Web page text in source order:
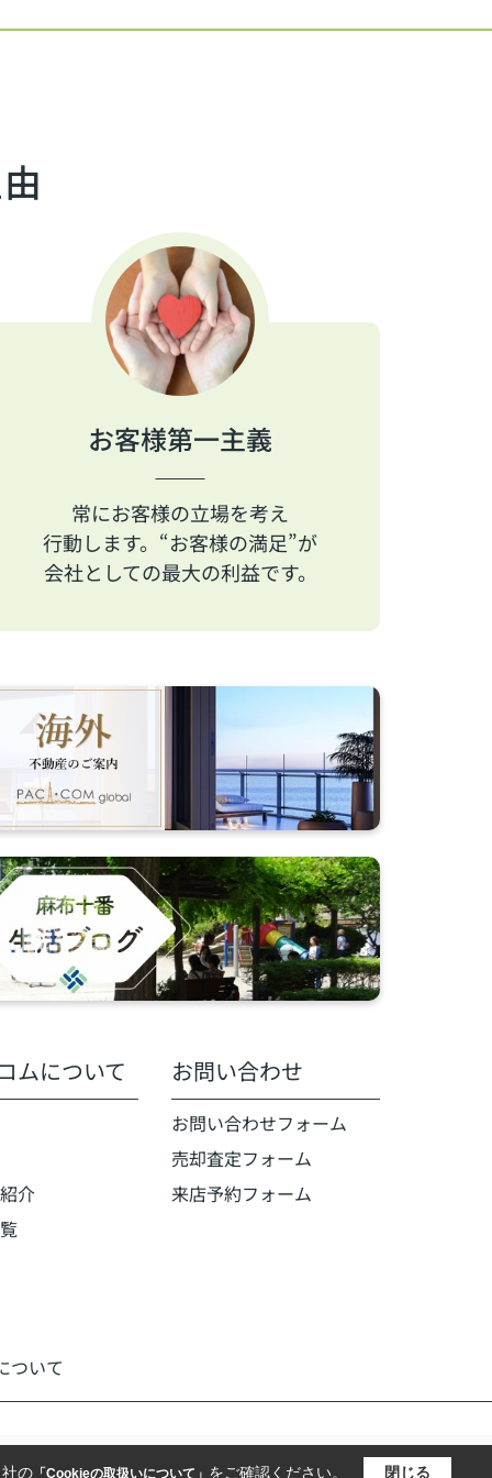
お客様第一主義
常にお客様の立場を考え
行動します。“お客様の満足”が
会社としての最大の利益です。
ムについて
介
お問い合わせ
お問い合わせフォーム
売却査定フォーム
来店予約フォーム
ついて
の「Cookieの取扱いについて」 をご確認ください。 閉じる